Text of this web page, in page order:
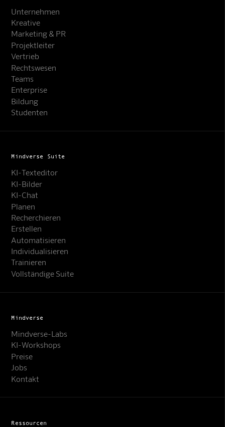
Unternehmen
Kreative
Marketing & PR
Projektleiter
Vertrieb
Rechtswesen
Teams
Enterprise
Bildung
Studenten
Mindverse Suite
KI-Texteditor
KI-Bilder
KI-Chat
Planen
Recherchieren
Erstellen
Automatisieren
Individualisieren
Trainieren
Vollständige Suite
Mindverse
Mindverse-Labs
KI-Workshops
Preise
Jobs
Kontakt
Ressourcen